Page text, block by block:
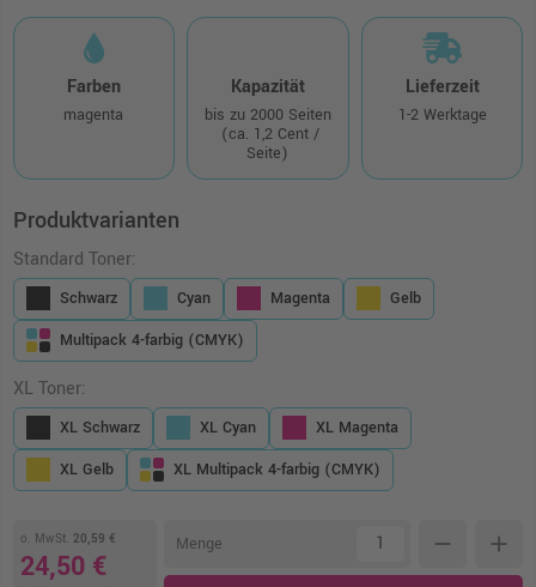
Farben
magenta
Kapazität
bis zu 2000 Seiten
(ca. 1,2 Cent /
Seite)
Lieferzeit
1-2 Werktage
Produktvarianten
Standard Toner:
Schwarz Cyan Magenta
Gelb
Multipack 4-farbig (CMYK)
XL Toner:
XL Schwarz XL Cyan
XL Magenta
XL Gelb
XL Multipack 4-farbig (CMYK)
o. MwSt. 20,59 €
24,50 €
Menge remove add